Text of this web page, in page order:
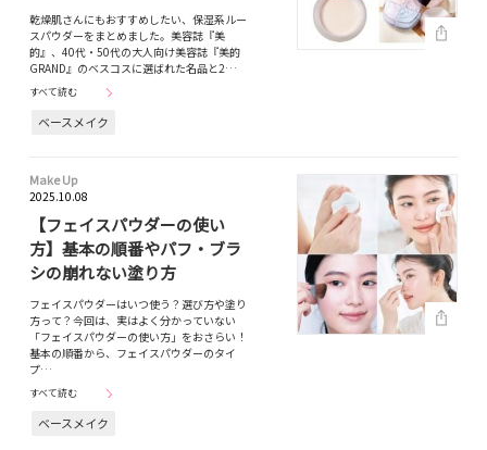
乾燥肌さんにもおすすめしたい、保湿系ルー
スパウダーをまとめました。美容誌『美
的』、40代・50代の大人向け美容誌『美的
GRAND』のベスコスに選ばれた名品と2…
すべて読む
ベースメイク
Make Up
2025.10.08
【フェイスパウダーの使い
方】基本の順番やパフ・ブラ
シの崩れない塗り方
フェイスパウダーはいつ使う？選び方や塗り
方って？今回は、実はよく分かっていない
「フェイスパウダーの使い方」をおさらい！
基本の順番から、フェイスパウダーのタイ
プ…
すべて読む
ベースメイク